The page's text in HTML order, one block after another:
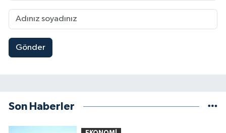
Gönder
Son Haberler